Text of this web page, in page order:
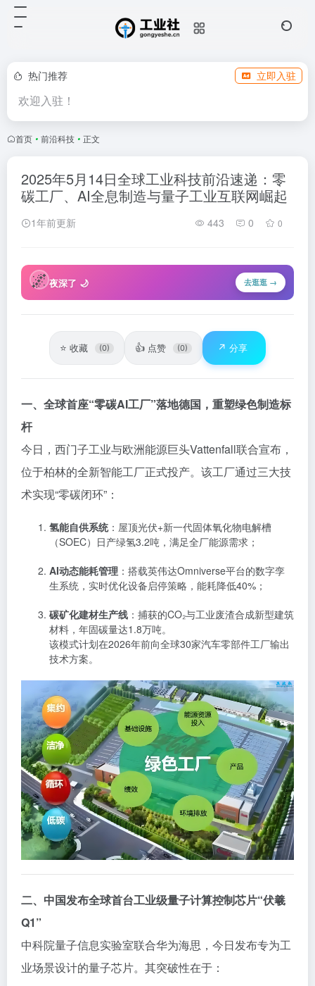
热门推荐 立即入驻
欢迎入驻！
首页 • 前沿科技 • 正文
2025年5月14日全球工业科技前沿速递：零
碳工厂、AI全息制造与量子工业互联网崛起
1年前更新 443 0 0
🌌夜深了 🌙 去逛逛 →
⭐ 收藏 (0) 👍 点赞 (0) ↗️ 分享
一、全球首座“零碳AI工厂”落地德国，重塑绿色制造标
杆
今日，西门子工业与欧洲能源巨头Vattenfall联合宣布，
位于柏林的全新智能工厂正式投产。该工厂通过三大技
术实现“零碳闭环”：
氢能自供系统：屋顶光伏+新一代固体氧化物电解槽
（SOEC）日产绿氢3.2吨，满足全厂能源需求；
AI动态能耗管理 ：搭载英伟达Omniverse平台的数字孪
生系统，实时优化设备启停策略，能耗降低40%；
碳矿化建材生产线 ：捕获的CO₂与工业废渣合成新型建筑
材料，年固碳量达1.8万吨。
该模式计划在2026年前向全球30家汽车零部件工厂输出
技术方案。
二、中国发布全球首台工业级量子计算控制芯片“伏羲
Q1”
中科院量子信息实验室联合华为海思，今日发布专为工
业场景设计的量子芯片。其突破性在于：